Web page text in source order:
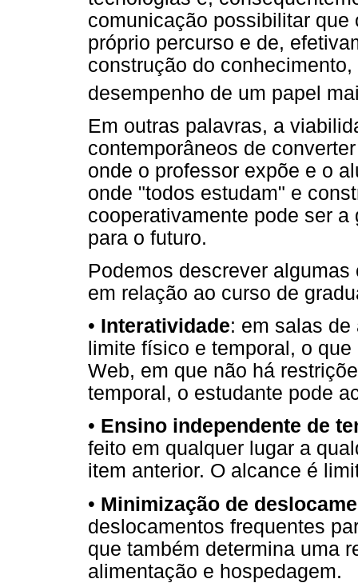
comunicação possibilitar
próprio percurso e de,
construção do
desempenho de um papel
Em outras palavras, a
contemporâneos de
onde o professor expõe e o
onde "todos estudam" e
cooperativamente pode ser
para o futuro.
Podemos descrever
em relação ao curso de
• Interatividade: em salas
limite físico e temporal, o
Web, em que não há
temporal, o estudante pode
• Ensino independente de
feito em qualquer lugar a
item anterior. O alcance é
• Minimização de
deslocamentos frequentes
que também determina uma
alimentação e hospedagem.